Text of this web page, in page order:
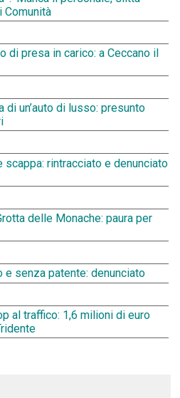
Comunità
di presa in carico: a Ceccano il
un’auto di lusso: presunto
rintracciato e denunciato
delle Monache: paura per
senza patente: denunciato
al traffico: 1,6 milioni di euro